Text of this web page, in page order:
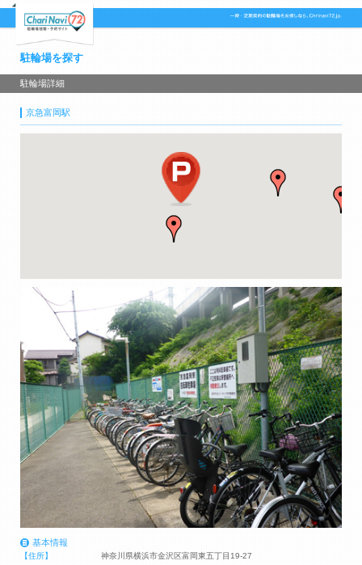
駐輪場を探す
駐輪場詳細
京急富岡駅
基本情報
【住所】
神奈川県横浜市金沢区富岡東五丁目19-27